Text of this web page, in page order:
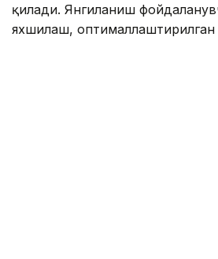
қилади. Янгиланиш
яхшилаш, оптималлаштирилган